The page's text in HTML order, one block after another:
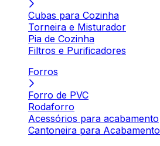
Cubas para Cozinha
Torneira e Misturador
Pia de Cozinha
Filtros e Purificadores
Forros
Forro de PVC
Rodaforro
Acessórios para acabamento
Cantoneira para Acabamento